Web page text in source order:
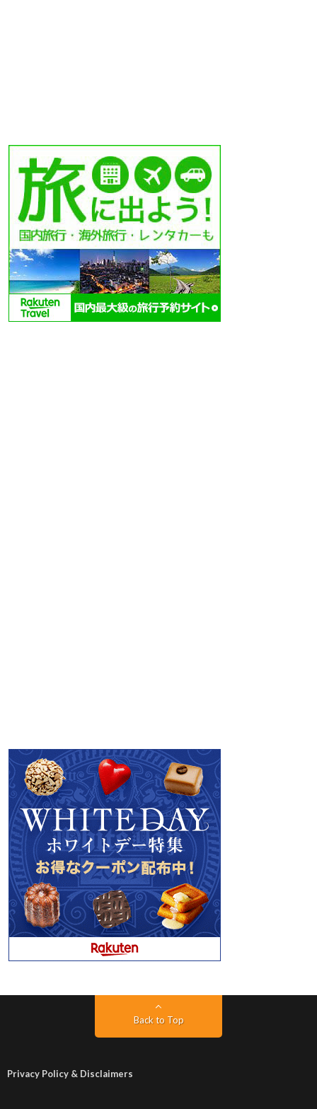
Back to Top
Privacy Policy & Disclaimers